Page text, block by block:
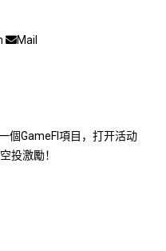
Mail
個GameFI項目，打开活动
投激勵！